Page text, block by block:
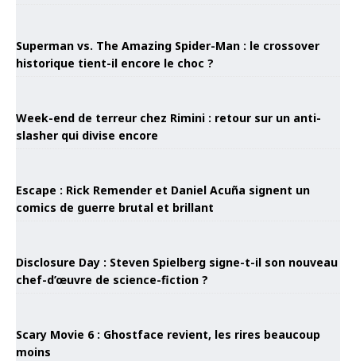
Superman vs. The Amazing Spider-Man : le crossover
historique tient-il encore le choc ?
Week-end de terreur chez Rimini : retour sur un anti-
slasher qui divise encore
Escape : Rick Remender et Daniel Acuña signent un
comics de guerre brutal et brillant
Disclosure Day : Steven Spielberg signe-t-il son nouveau
chef-d’œuvre de science-fiction ?
Scary Movie 6 : Ghostface revient, les rires beaucoup
moins